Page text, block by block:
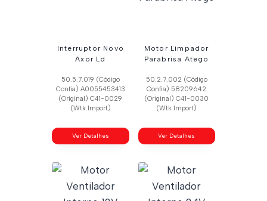
Interruptor Novo
Axor Ld
50.5.7.019 (Código
Confia) A0055453413
(Original) C41-0029
(Wtk Import)
Ver Detalhes
Motor Limpador
Parabrisa Atego
50.2.7.002 (Código
Confia) 58209642
(Original) C41-0030
(Wtk Import)
Ver Detalhes